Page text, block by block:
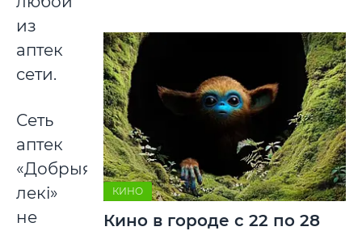
из
аптек
сети.
Сеть
аптек
«Добрыя
лекі»
не
КИНО
Кино в городе с 22 по 28